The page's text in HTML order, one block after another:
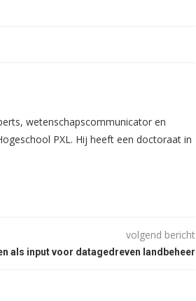
wetenschapscommunicator en
PXL. Hij heeft een doctoraat in
volgend bericht
als input voor datagedreven landbeheer